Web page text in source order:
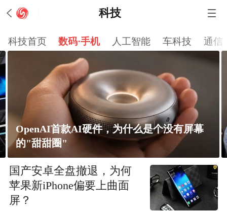
科技
科技首页 数码·手机 人工智能 车科技 通信
OpenAI首款AI硬件，为什么是个没有屏幕
的"甜甜圈"
国产安卓全盘撤退，为何
苹果新iPhone偏要上曲面
屏？